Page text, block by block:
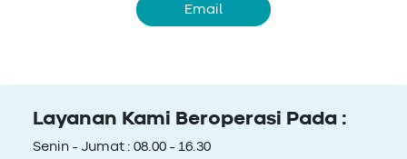
Email
Layanan Kami Beroperasi Pada :
Senin - Jumat : 08.00 - 16.30